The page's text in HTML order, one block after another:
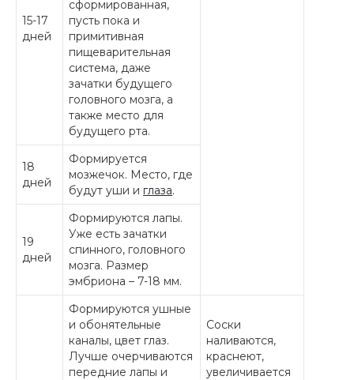
15-17
дней
сформированная,
пусть пока и
примитивная
пищеварительная
система, даже
зачатки будущего
головного мозга, а
также место для
будущего рта.
18
дней
Формируется
мозжечок. Место, где
будут уши и глаза.
19
дней
Формируются лапы.
Уже есть зачатки
спинного, головного
мозга. Размер
эмбриона – 7-18 мм.
Формируются ушные
и обонятельные
каналы, цвет глаз.
Лучше очерчиваются
передние лапы и
Соски
наливаются,
краснеют,
увеличивается